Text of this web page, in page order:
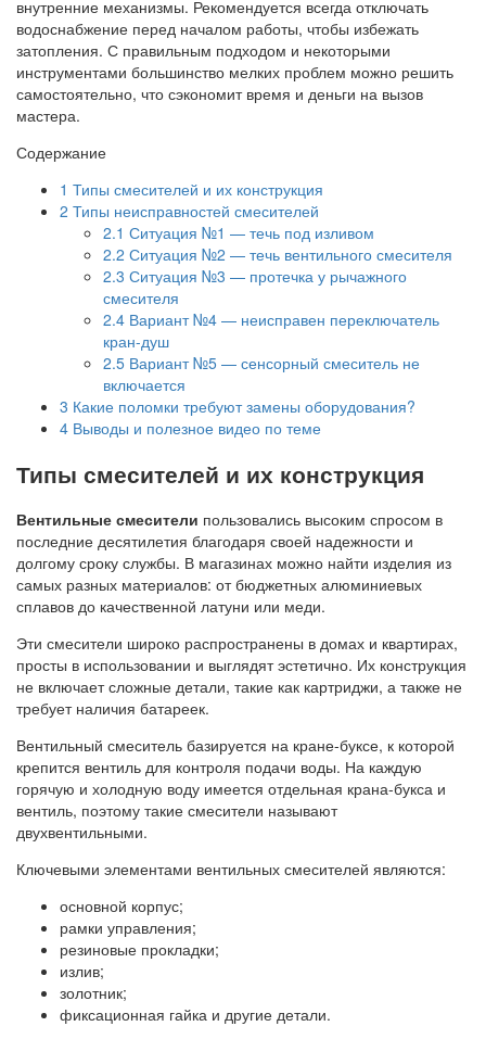
внутренние механизмы. Рекомендуется всегда отключать
водоснабжение перед началом работы, чтобы избежать
затопления. С правильным подходом и некоторыми
инструментами большинство мелких проблем можно решить
самостоятельно, что сэкономит время и деньги на вызов
мастера.
Содержание
1 Типы смесителей и их конструкция
2 Типы неисправностей смесителей
2.1 Ситуация №1 — течь под изливом
2.2 Ситуация №2 — течь вентильного смесителя
2.3 Ситуация №3 — протечка у рычажного
смесителя
2.4 Вариант №4 — неисправен переключатель
кран-душ
2.5 Вариант №5 — сенсорный смеситель не
включается
3 Какие поломки требуют замены оборудования?
4 Выводы и полезное видео по теме
Типы смесителей и их конструкция
Вентильные смесители пользовались высоким спросом в
последние десятилетия благодаря своей надежности и
долгому сроку службы. В магазинах можно найти изделия из
самых разных материалов: от бюджетных алюминиевых
сплавов до качественной латуни или меди.
Эти смесители широко распространены в домах и квартирах,
просты в использовании и выглядят эстетично. Их конструкция
не включает сложные детали, такие как картриджи, а также не
требует наличия батареек.
Вентильный смеситель базируется на кране-буксе, к которой
крепится вентиль для контроля подачи воды. На каждую
горячую и холодную воду имеется отдельная крана-букса и
вентиль, поэтому такие смесители называют
двухвентильными.
Ключевыми элементами вентильных смесителей являются:
основной корпус;
рамки управления;
резиновые прокладки;
излив;
золотник;
фиксационная гайка и другие детали.